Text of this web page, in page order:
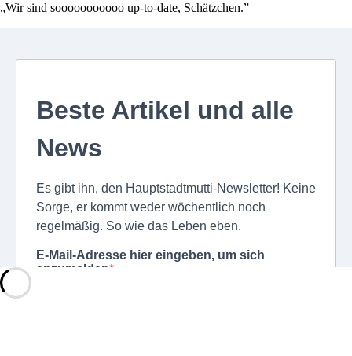
„Wir sind sooooooooooo up-to-date, Schätzchen.”
Schließen